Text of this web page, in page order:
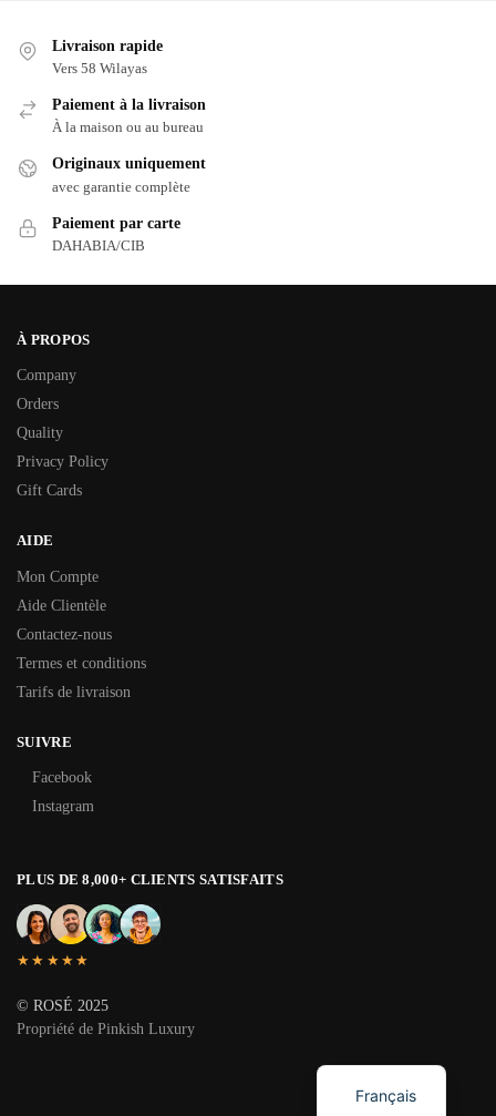
Livraison rapide
Vers 58 Wilayas
Paiement à la livraison
À la maison ou au bureau
Originaux uniquement
avec garantie complète
Paiement par carte
DAHABIA/CIB
À PROPOS
Company
Orders
Quality
Privacy Policy
Gift Cards
AIDE
Mon Compte
Aide Clientèle
Contactez-nous
Termes et conditions
Tarifs de livraison
SUIVRE
Facebook
Instagram
PLUS DE 8,000+ CLIENTS SATISFAITS
★★★★★
© ROSÉ 2025
Propriété de Pinkish Luxury
Français